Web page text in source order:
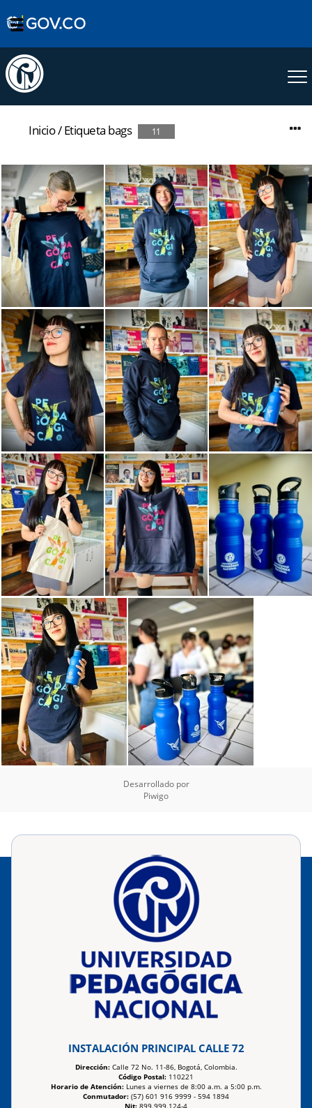
Inicio/Etiqueta bags 11
Desarrollado por
Piwigo
INSTALACIÓN PRINCIPAL CALLE 72
Dirección:Calle 72 No. 11-86, Bogotá, Colombia.
Código Postal: 110221
Horario de Atención:Lunes a viernes de 8:00 a.m. a 5:00 p.m.
Conmutador: (57) 601 916 9999 - 594 1894